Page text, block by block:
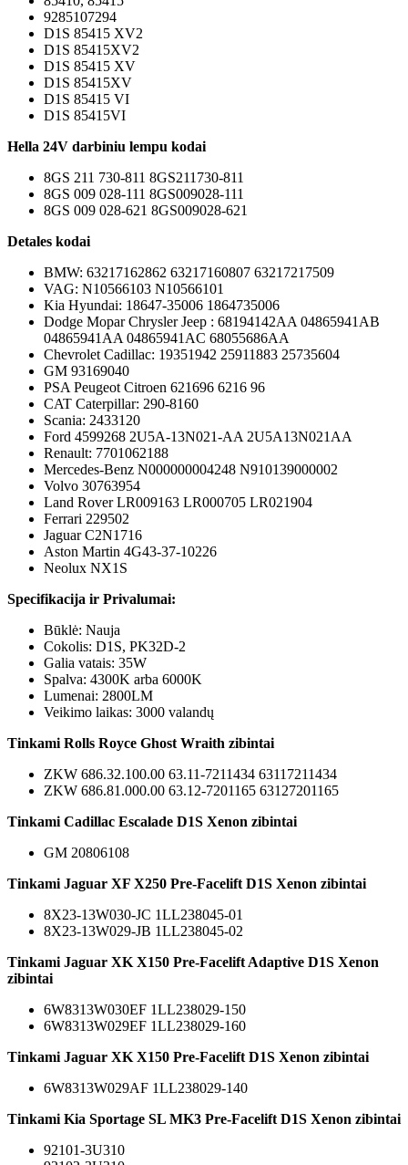
9285107294
D1S 85415 XV2
D1S 85415XV2
D1S 85415 XV
D1S 85415XV
D1S 85415 VI
D1S 85415VI
Hella 24V darbiniu lempu kodai
8GS 211 730-811 8GS211730-811
8GS 009 028-111 8GS009028-111
8GS 009 028-621 8GS009028-621
Detales kodai
BMW: 63217162862 63217160807 63217217509
VAG: N10566103 N10566101
Kia Hyundai: 18647-35006 1864735006
Dodge Mopar Chrysler Jeep : 68194142AA 04865941AB
04865941AA 04865941AC 68055686AA
Chevrolet Cadillac: 19351942 25911883 25735604
GM 93169040
PSA Peugeot Citroen 621696 6216 96
CAT Caterpillar: 290-8160
Scania: 2433120
Ford 4599268 2U5A-13N021-AA 2U5A13N021AA
Renault: 7701062188
Mercedes-Benz N000000004248 N910139000002
Volvo 30763954
Land Rover LR009163 LR000705 LR021904
Ferrari 229502
Jaguar C2N1716
Aston Martin 4G43-37-10226
Neolux NX1S
Specifikacija ir Privalumai:
Būklė: Nauja
Cokolis: D1S, PK32D-2
Galia vatais: 35W
Spalva: 4300K arba 6000K
Lumenai: 2800LM
Veikimo laikas: 3000 valandų
Tinkami Rolls Royce Ghost Wraith zibintai
ZKW 686.32.100.00 63.11-7211434 63117211434
ZKW 686.81.000.00 63.12-7201165 63127201165
Tinkami Cadillac Escalade D1S Xenon zibintai
GM 20806108
Tinkami Jaguar XF X250 Pre-Facelift D1S Xenon zibintai
8X23-13W030-JC 1LL238045-01
8X23-13W029-JB 1LL238045-02
Tinkami Jaguar XK X150 Pre-Facelift Adaptive D1S Xenon
zibintai
6W8313W030EF 1LL238029-150
6W8313W029EF 1LL238029-160
Tinkami Jaguar XK X150 Pre-Facelift D1S Xenon zibintai
6W8313W029AF 1LL238029-140
Tinkami Kia Sportage SL MK3 Pre-Facelift D1S Xenon zibintai
92101-3U310